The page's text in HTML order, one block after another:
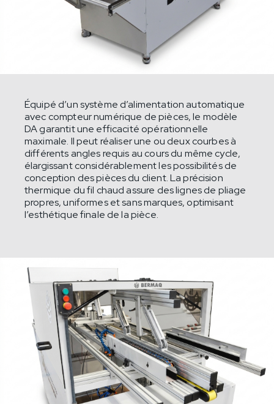
Équipé d’un système d’alimentation automatique
avec compteur numérique de pièces, le modèle
DA garantit une efficacité opérationnelle
maximale. Il peut réaliser une ou deux courbes à
différents angles requis au cours du même cycle,
élargissant considérablement les possibilités de
conception des pièces du client. La précision
thermique du fil chaud assure des lignes de pliage
propres, uniformes et sans marques, optimisant
l’esthétique finale de la pièce.